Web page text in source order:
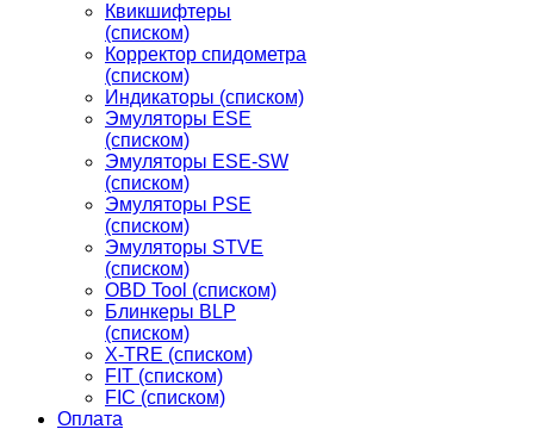
Квикшифтеры
(списком)
Корректор спидометра
(списком)
Индикаторы (списком)
Эмуляторы ESE
(списком)
Эмуляторы ESE-SW
(списком)
Эмуляторы PSE
(списком)
Эмуляторы STVE
(списком)
OBD Tool (списком)
Блинкеры BLP
(списком)
X-TRE (списком)
FIT (списком)
FIC (списком)
Оплата